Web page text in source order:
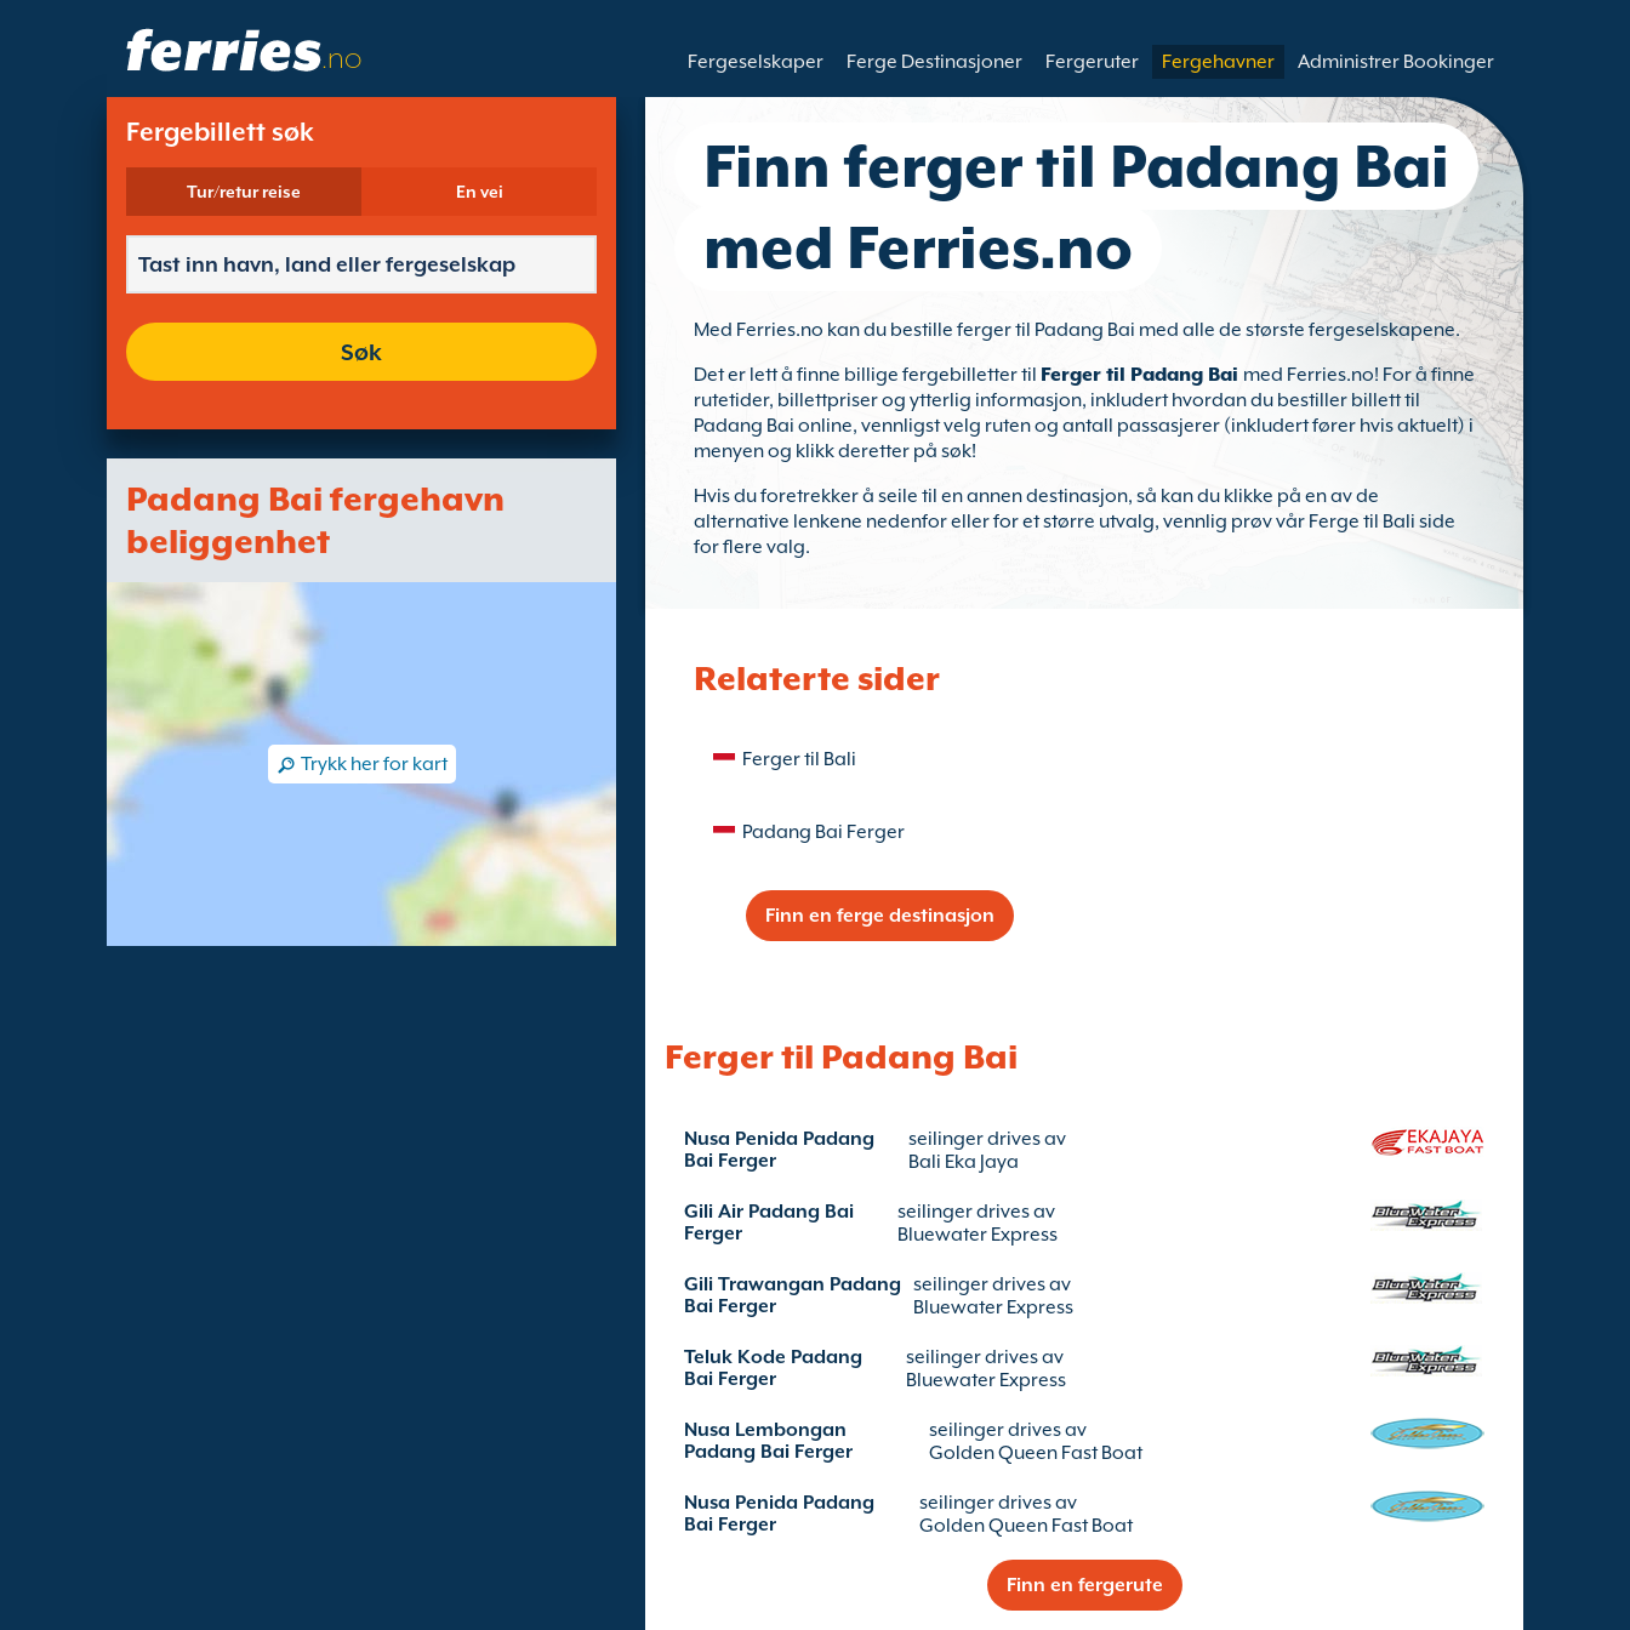
.no Fergeselskaper Ferge Destinasjoner Fergeruter Fergehavner Administrer Bookinger
Fergebillett søk
Tur/retur reise En vei
Søk
Padang Bai fergehavn
beliggenhet
Trykk her for kart
Finn ferger til Padang Bai
med Ferries.no
Med Ferries.no kan du bestille ferger til Padang Bai med alle de største fergeselskapene.
Det er lett å finne billige fergebilletter til Ferger til Padang Bai med Ferries.no! For å finne
rutetider, billettpriser og ytterlig informasjon, inkludert hvordan du bestiller billett til
Padang Bai online, vennligst velg ruten og antall passasjerer (inkludert fører hvis aktuelt) i
menyen og klikk deretter på søk!
Hvis du foretrekker å seile til en annen destinasjon, så kan du klikke på en av de
alternative lenkene nedenfor eller for et større utvalg, vennlig prøv vår Ferge til Bali side
for flere valg.
Ferger til Padang Bai
Nusa Penida Padang
Bai Ferger
seilinger drives av
Bali Eka Jaya
Gili Air Padang Bai
Ferger
seilinger drives av
Bluewater Express
Gili Trawangan Padang
Bai Ferger
seilinger drives av
Bluewater Express
Teluk Kode Padang
Bai Ferger
seilinger drives av
Bluewater Express
Nusa Lembongan
Padang Bai Ferger
seilinger drives av
Golden Queen Fast Boat
Nusa Penida Padang
Bai Ferger
seilinger drives av
Golden Queen Fast Boat
Finn en fergerute
Relaterte sider
Ferger til Bali
Padang Bai Ferger
Finn en ferge destinasjon